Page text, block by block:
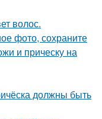
волос.
фото, сохраните
и прическу на
должны быть